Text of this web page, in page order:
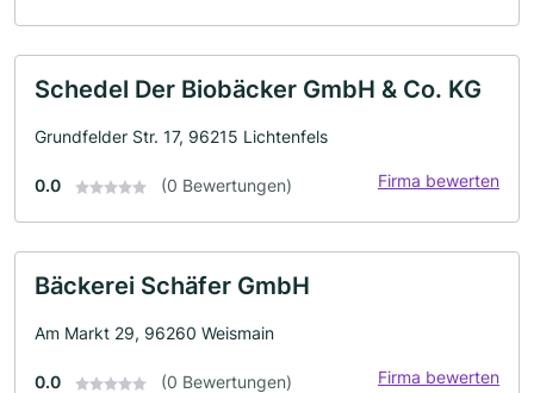
Schedel Der Biobäcker GmbH & Co. KG
Grundfelder Str. 17, 96215 Lichtenfels
0.0 (0 Bewertungen) Firma bewerten
Bäckerei Schäfer GmbH
Am Markt 29, 96260 Weismain
0.0 (0 Bewertungen) Firma bewerten